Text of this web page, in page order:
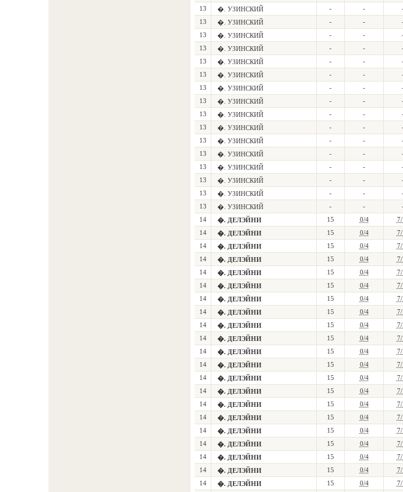
13
�. УЗИНСКИЙ - -
13
�. УЗИНСКИЙ - -
13
�. УЗИНСКИЙ - -
13
�. УЗИНСКИЙ - -
13
�. УЗИНСКИЙ - -
13
�. УЗИНСКИЙ - -
13
�. УЗИНСКИЙ - -
13
�. УЗИНСКИЙ - -
13
�. УЗИНСКИЙ - -
13
�. УЗИНСКИЙ - -
13
�. УЗИНСКИЙ - -
13
�. УЗИНСКИЙ - -
13
�. УЗИНСКИЙ - -
13
�. УЗИНСКИЙ - -
13
�. УЗИНСКИЙ - -
13
�. УЗИНСКИЙ - -
14
�. ДЕЛЭЙНИ 15 0/4
14
�. ДЕЛЭЙНИ 15 0/4
14
�. ДЕЛЭЙНИ 15 0/4
14
�. ДЕЛЭЙНИ 15 0/4
14
�. ДЕЛЭЙНИ 15 0/4
14
�. ДЕЛЭЙНИ 15 0/4
14
�. ДЕЛЭЙНИ 15 0/4
14
�. ДЕЛЭЙНИ 15 0/4
14
�. ДЕЛЭЙНИ 15 0/4
14
�. ДЕЛЭЙНИ 15 0/4
14
�. ДЕЛЭЙНИ 15 0/4
14
�. ДЕЛЭЙНИ 15 0/4
14
�. ДЕЛЭЙНИ 15 0/4
14
�. ДЕЛЭЙНИ 15 0/4
14
�. ДЕЛЭЙНИ 15 0/4
14
�. ДЕЛЭЙНИ 15 0/4
14
�. ДЕЛЭЙНИ 15 0/4
14
�. ДЕЛЭЙНИ 15 0/4
14
�. ДЕЛЭЙНИ 15 0/4
14
�. ДЕЛЭЙНИ 15 0/4
14
�. ДЕЛЭЙНИ 15 0/4